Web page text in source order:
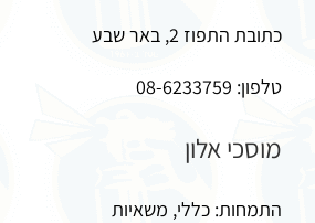
כתובת התפוז 2, באר שבע
טלפון: 08-6233759
מוסכי אלון
התמחות: כללי, משאיות